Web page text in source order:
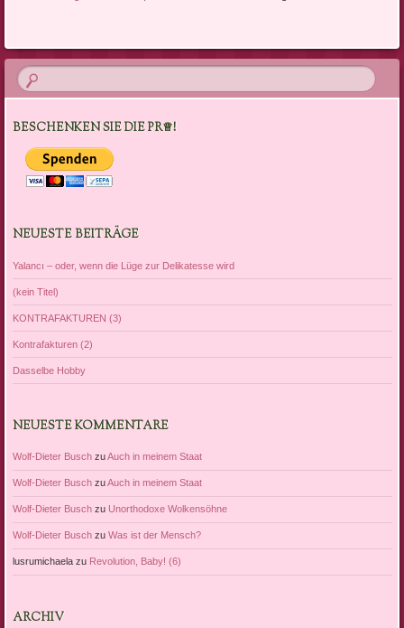
BESCHENKEN SIE DIE PR♕!
NEUESTE BEITRÄGE
Yalancı – oder, wenn die Lüge zur Delikatesse wird
(kein Titel)
KONTRAFAKTUREN (3)
Kontrafakturen (2)
Dasselbe Hobby
NEUESTE KOMMENTARE
Wolf-Dieter BuschzuAuch in meinem Staat
Wolf-Dieter BuschzuAuch in meinem Staat
Wolf-Dieter Buschzu Unorthodoxe Wolkensöhne
Wolf-Dieter Buschzu Was ist der Mensch?
lusrumichaelazu Revolution, Baby! (6)
ARCHIV